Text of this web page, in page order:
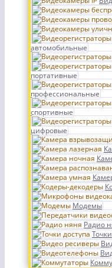
автомобильные
портативные
профессиональные
спортивные
цифровые
Модемы
Радио